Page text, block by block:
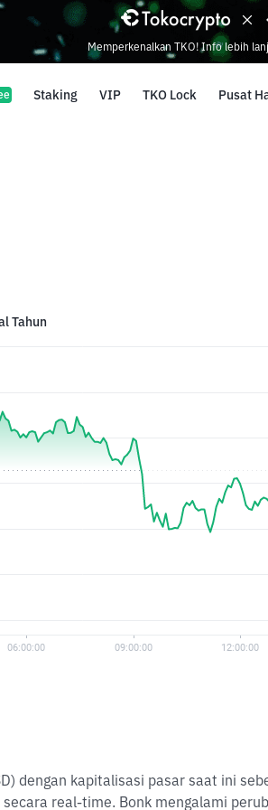
Staking VIP TKO Lock Pusat
Memperkenalkan TKO! Info lebih
Tahun
dengan kapitalisasi pasar saat ini
secara real-time. Bonk mengalami